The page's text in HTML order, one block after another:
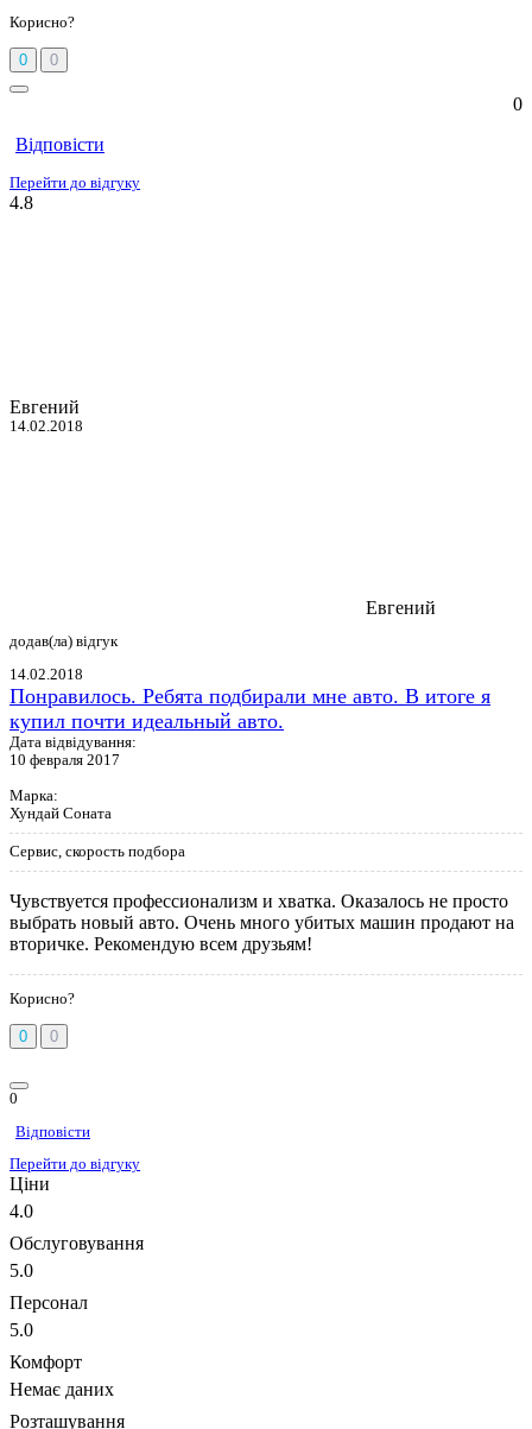
Корисно?
0 0
0
Відповісти
Перейти до відгуку
4.8
Евгений
14.02.2018
Евгений
додав(ла) відгук
14.02.2018
Понравилось. Ребята подбирали мне авто. В итоге я
купил почти идеальный авто.
Дата відвідування:
10 февраля 2017
Марка:
Хундай Соната
Сервис, скорость подбора
Чувствуется профессионализм и хватка. Оказалось не просто
выбрать новый авто. Очень много убитых машин продают на
вторичке. Рекомендую всем друзьям!
Корисно?
0 0
0
Відповісти
Перейти до відгуку
Ціни
4.0
Обслуговування
5.0
Персонал
5.0
Комфорт
Немає даних
Розташування